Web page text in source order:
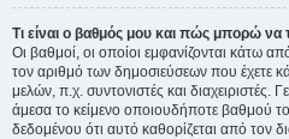
Τι είναι ο βαθμός μου και πώς μπορώ να
Οι βαθμοί, οι οποίοι εμφανίζονται κάτω
τον αριθμό των δημοσιεύσεων που έχετε
μελών, π.χ. συντονιστές και διαχειριστές.
άμεσα το κείμενο οποιουδήποτε βαθμού
δεδομένου ότι αυτό καθορίζεται από τον